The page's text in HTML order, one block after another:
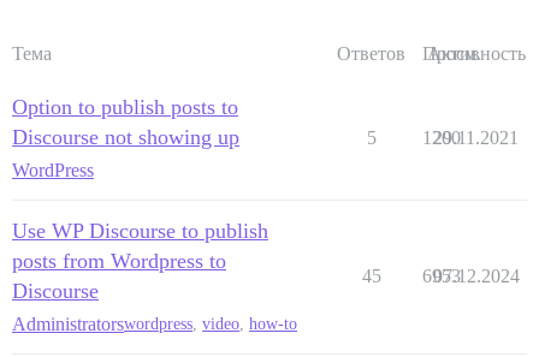
Тема Ответов Просм.
Активность
Option to publish posts to
Discourse not showing up
WordPress
5 1200
29.11.2021
Use WP Discourse to publish
posts from Wordpress to
Discourse
Administratorswordpress, video, how-to
45 6953
07.12.2024